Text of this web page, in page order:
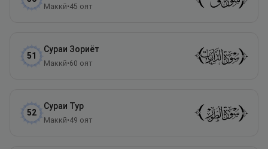
Маккӣ•45 оят
51
Сураи Зориёт
Маккӣ•60 оят
52
Сураи Тур
Маккӣ•49 оят